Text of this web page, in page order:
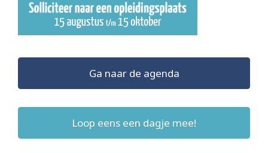
Ga naar de agenda
Loop eens een dagje mee!